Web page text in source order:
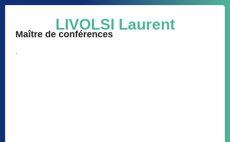
LIVOLSI Laurent
Maître de conférences